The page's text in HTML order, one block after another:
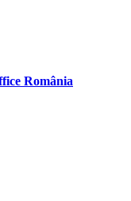
România